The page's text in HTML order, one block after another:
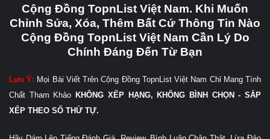
Cộng Đồng TopnList Việt Nam. Khi Muốn
Chỉnh Sửa, Xóa, Thêm Bất Cứ Thông Tin Nào
Cộng Đồng TopnList Việt Nam Cần Lý Do
Chính Đáng Đến Từ Bạn
Lưu Ý: Mọi Bài Viết Trên Cộng Đồng TopnList Việt Nam Chỉ Mang Tính
Chất Tham Khảo KHÔNG XẾP HẠNG, KHÔNG BÌNH CHỌN - SẮP
XẾP THEO SỐ THỨ TỰ.